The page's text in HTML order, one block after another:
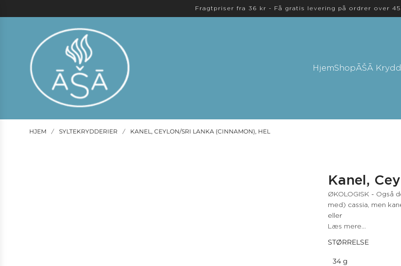
Fragtpriser fra 36 kr - Få gratis levering på ordrer over
HjemShopĀŠĀ
HJEM / SYLTEKRYDDERIER / KANEL, CEYLON/SRI LANKA (CINNAMON), HEL
Kanel,
ØKOLOGISK - Også
med) cassia, men
eller
Læs mere...
STØRRELSE
34 g